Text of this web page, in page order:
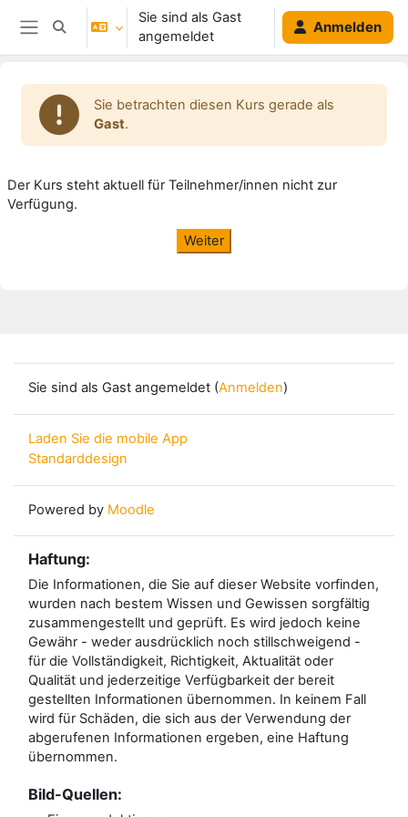
Zum Hauptinhalt
Website-Übersicht
Sucheingabe umschalten
Sie sind als Gast
angemeldet
Anmelden
Sie betrachten diesen Kurs gerade als
Gast.
Der Kurs steht aktuell für Teilnehmer/innen nicht zur
Verfügung.
Weiter
Sie sind als Gast angemeldet (Anmelden)
Laden Sie die mobile App
Standarddesign
Powered by Moodle
Haftung:
Die Informationen, die Sie auf dieser Website vorfinden,
wurden nach bestem Wissen und Gewissen sorgfältig
zusammengestellt und geprüft. Es wird jedoch keine
Gewähr - weder ausdrücklich noch stillschweigend -
für die Vollständigkeit, Richtigkeit, Aktualität oder
Qualität und jederzeitige Verfügbarkeit der bereit
gestellten Informationen übernommen. In keinem Fall
wird für Schäden, die sich aus der Verwendung der
abgerufenen Informationen ergeben, eine Haftung
übernommen.
Bild-Quellen: